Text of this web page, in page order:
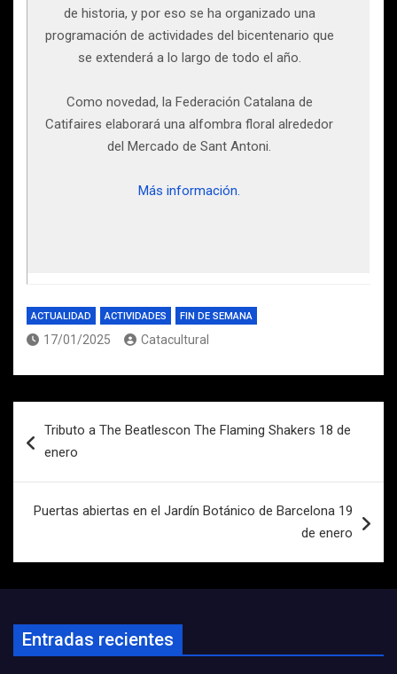
de historia, y por eso se ha organizado una
programación de actividades del bicentenario que
se extenderá a lo largo de todo el año.
Como novedad, la Federación Catalana de
Catifaires elaborará una alfombra floral alrededor
del Mercado de Sant Antoni.
Más información.
ACTUALIDAD ACTIVIDADES FIN DE SEMANA
17/01/2025 Catacultural
de
Tributo a The Beatlescon The Flaming Shakers 18 de
enero
Puertas abiertas en el Jardín Botánico de Barcelona 19
de enero
Entradas recientes